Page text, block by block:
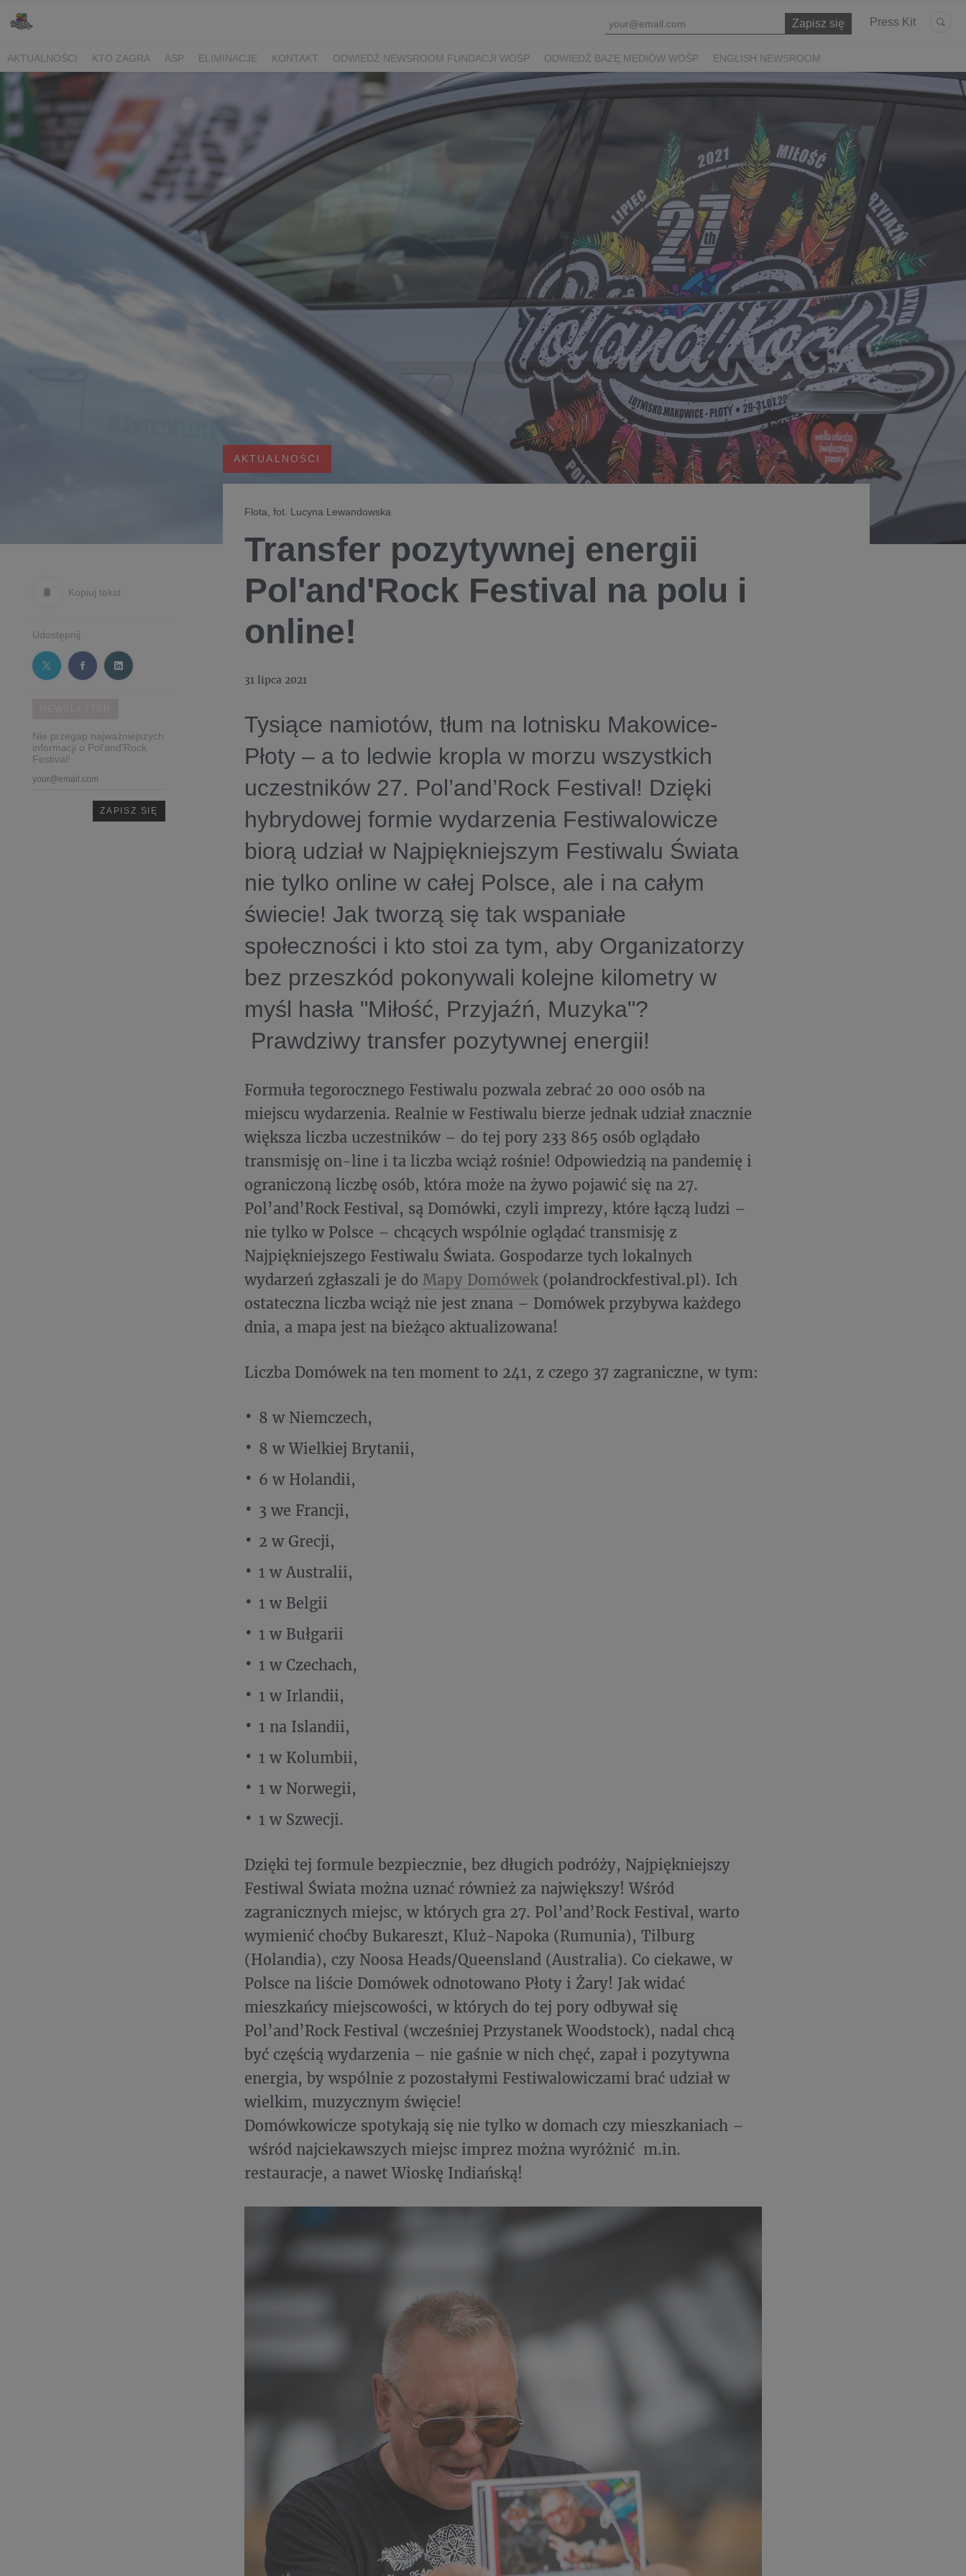
Press Kit
AKTUALNOŚCI KTO ZAGRA ASP ELIMINACJE KONTAKT ODWIEDŹ NEWSROOM FUNDACJI WOŚP ODWIEDŹ BAZĘ MEDIÓW WOŚP ENGLISH NEWSROOM
Kopiuj tekst
Udostępnij
Nie przegap najważniejszych
informacji o Pol'and'Rock
Festival!
AKTUALNOŚCI
Flota, fot. Lucyna Lewandowska
Transfer pozytywnej energii
Pol'and'Rock Festival na polu i
online!
31 lipca 2021
Tysiące namiotów, tłum na lotnisku Makowice-
Płoty – a to ledwie kropla w morzu wszystkich
uczestników 27. Pol’and’Rock Festival! Dzięki
hybrydowej formie wydarzenia Festiwalowicze
biorą udział w Najpiękniejszym Festiwalu Świata
nie tylko online w całej Polsce, ale i na całym
świecie! Jak tworzą się tak wspaniałe
społeczności i kto stoi za tym, aby Organizatorzy
bez przeszkód pokonywali kolejne kilometry w
myśl hasła "Miłość, Przyjaźń, Muzyka"?
Prawdziwy transfer pozytywnej energii!
Formuła tegorocznego Festiwalu pozwala zebrać 20 000 osób na
miejscu wydarzenia. Realnie w Festiwalu bierze jednak udział znacznie
większa liczba uczestników – do tej pory 233 865 osób oglądało
transmisję on-line i ta liczba wciąż rośnie! Odpowiedzią na pandemię i
ograniczoną liczbę osób, która może na żywo pojawić się na 27.
Pol’and’Rock Festival, są Domówki, czyli imprezy, które łączą ludzi –
nie tylko w Polsce – chcących wspólnie oglądać transmisję z
Najpiękniejszego Festiwalu Świata. Gospodarze tych lokalnych
wydarzeń zgłaszali je do Mapy Domówek (polandrockfestival.pl). Ich
ostateczna liczba wciąż nie jest znana – Domówek przybywa każdego
dnia, a mapa jest na bieżąco aktualizowana!
Liczba Domówek na ten moment to 241, z czego 37 zagraniczne, w tym:
8 w Niemczech,
8 w Wielkiej Brytanii,
6 w Holandii,
3 we Francji,
2 w Grecji,
1 w Australii,
1 w Belgii
1 w Bułgarii
1 w Czechach,
1 w Irlandii,
1 na Islandii,
1 w Kolumbii,
1 w Norwegii,
1 w Szwecji.
Dzięki tej formule bezpiecznie, bez długich podróży, Najpiękniejszy
Festiwal Świata można uznać również za największy! Wśród
zagranicznych miejsc, w których gra 27. Pol’and’Rock Festival, warto
wymienić choćby Bukareszt, Kluż-Napoka (Rumunia), Tilburg
(Holandia), czy Noosa Heads/Queensland (Australia). Co ciekawe, w
Polsce na liście Domówek odnotowano Płoty i Żary! Jak widać
mieszkańcy miejscowości, w których do tej pory odbywał się
Pol’and’Rock Festival (wcześniej Przystanek Woodstock), nadal chcą
być częścią wydarzenia – nie gaśnie w nich chęć, zapał i pozytywna
energia, by wspólnie z pozostałymi Festiwalowiczami brać udział w
wielkim, muzycznym święcie!
Domówkowicze spotykają się nie tylko w domach czy mieszkaniach –
wśród najciekawszych miejsc imprez można wyróżnić m.in.
restauracje, a nawet Wioskę Indiańską!